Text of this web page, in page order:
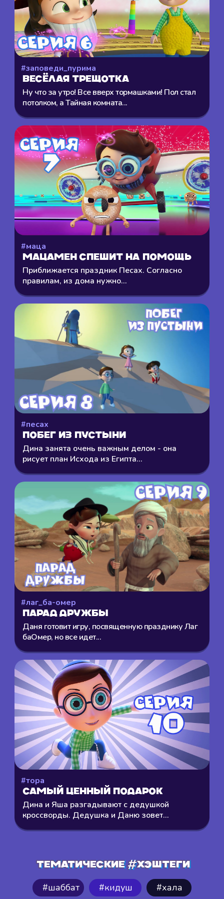
Дина и Яша разгадывают с дедушкой
кроссворды. Дедушка и Даню зовет...
Самый ценный подарок
#тора
Даня готовит игру, посвященную празднику Лаг
баОмер, но все идет...
Парад Дружбы
#лаг_ба-омер
Дина занята очень важным делом - она
рисует план Исхода из Египта...
Побег из пустыни
#песах
Приближается праздник Песах. Согласно
правилам, из дома нужно...
Мацамен спешит на помощь
#маца
Ну что за утро! Все вверх тормашками! Пол стал
потолком, а Тайная комната...
Весёлая трещотка
#заповеди_пурима
Тематические #хэштеги
#шаббат #кидуш
⁠#хала